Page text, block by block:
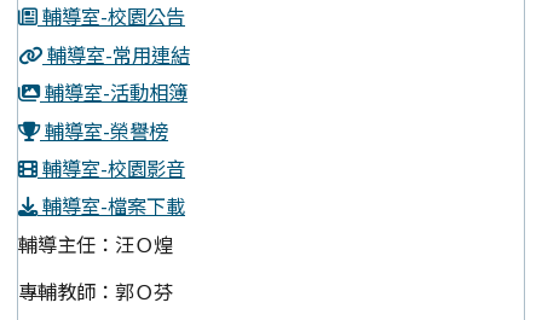
輔導室-校園公告
輔導室-常用連結
輔導室-活動相簿
輔導室-榮譽榜
輔導室-校園影音
輔導室-檔案下載
輔導主任：汪Ｏ煌
專輔教師：郭Ｏ芬